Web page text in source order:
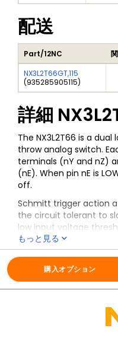
配送
Part/12NC
NX3L2T66GT,115
(935285905115)
詳細
The NX3L2T66 is a
throw analog switch.
terminals (nY and nZ)
(nE). When pin nE is
off.
Schmitt trigger action
the circuit tolerant to
low input voltage
by lower level logic
increase in supply
for the NX3L2T66 to
digital controller,
translation.
The NX3L2T66 allows
to be transmitted from
low ON resistance (0.5
もっと見る
全ての情報 NX3L2T66
購入オプション